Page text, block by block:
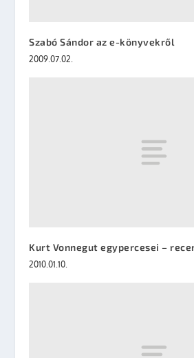
Szabó Sándor az e-könyvekről
2009.07.02.
Kurt Vonnegut egypercesei –
2010.01.10.